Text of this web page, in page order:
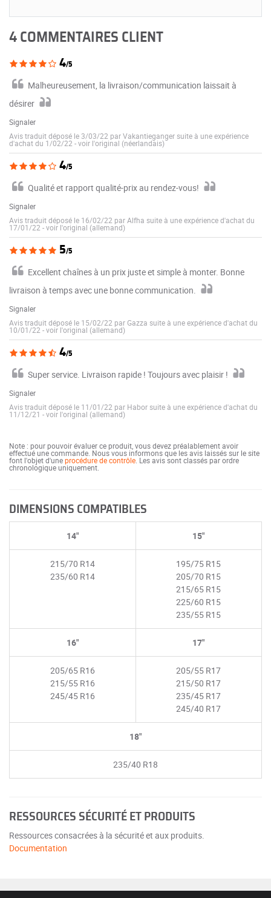
4 COMMENTAIRES CLIENT
4/5
Malheureusement, la livraison/communication laissait à
désirer
Signaler
Avis traduit déposé le 3/03/22 par Vakantieganger suite à une expérience
d'achat du 1/02/22 -voir l'original (néerlandais)
4/5
Qualité et rapport qualité-prix au rendez-vous!
Signaler
Avis traduit déposé le 16/02/22 par Alfha suite à une expérience d'achat du
17/01/22 -voir l'original (allemand)
5/5
Excellent chaînes à un prix juste et simple à monter. Bonne
livraison à temps avec une bonne communication.
Signaler
Avis traduit déposé le 15/02/22 par Gazza suite à une expérience d'achat du
10/01/22 -voir l'original (allemand)
4/5
Super service. Livraison rapide ! Toujours avec plaisir !
Signaler
Avis traduit déposé le 11/01/22 par Habor suite à une expérience d'achat du
11/12/21 -voir l'original (allemand)
Note : pour pouvoir évaluer ce produit, vous devez préalablement avoir
effectué une commande. Nous vous informons que les avis laissés sur le site
font l'objet d'uneprocédure de contrôle . Les avis sont classés par ordre
chronologique uniquement.
DIMENSIONS COMPATIBLES
14"
215/70 R14
235/60 R14
15"
195/75 R15
205/70 R15
215/65 R15
225/60 R15
235/55 R15
16"
205/65 R16
215/55 R16
245/45 R16
17"
205/55 R17
215/50 R17
235/45 R17
245/40 R17
18"
235/40 R18
RESSOURCES SÉCURITÉ ET PRODUITS
Ressources consacrées à la sécurité et aux produits.
Documentation